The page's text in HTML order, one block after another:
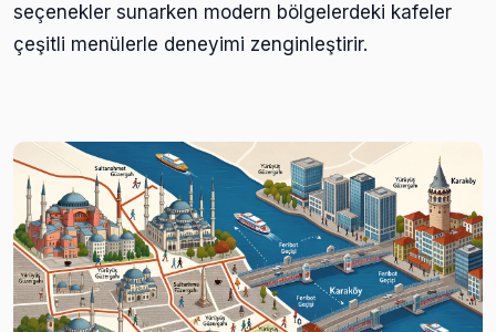
seçenekler sunarken modern bölgelerdeki kafeler
çeşitli menülerle deneyimi zenginleştirir.